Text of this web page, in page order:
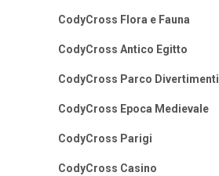
CodyCross Flora e Fauna
CodyCross Antico Egitto
CodyCross Parco Divertimenti
CodyCross Epoca Medievale
CodyCross Parigi
CodyCross Casino